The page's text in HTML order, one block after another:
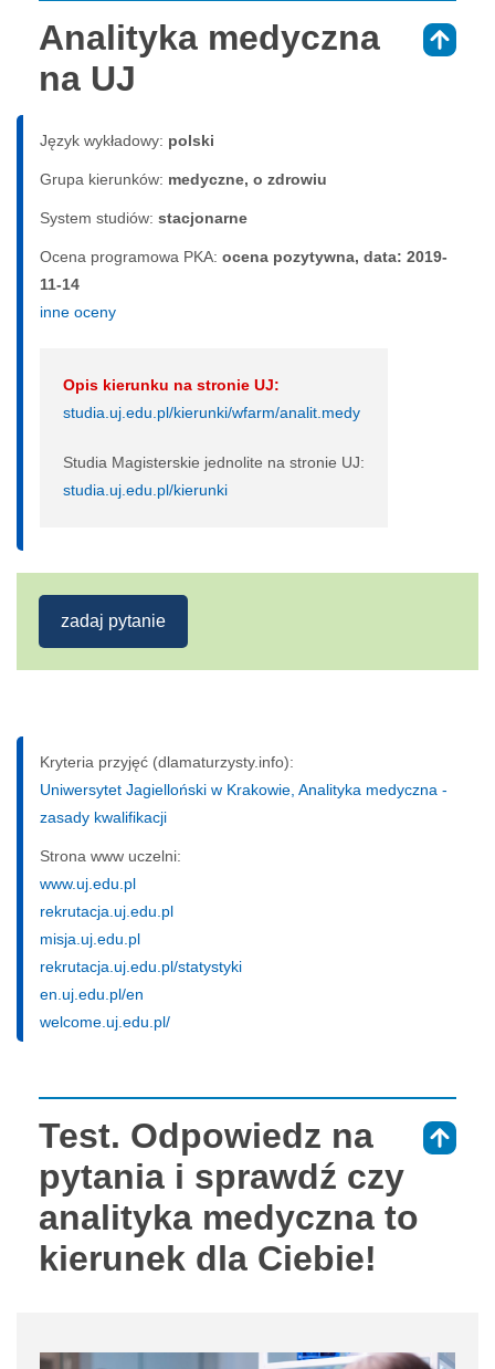
Analityka medyczna
na UJ
Język wykładowy: polski
Grupa kierunków: medyczne, o zdrowiu
System studiów: sta­cjo­nar­ne
Ocena programowa PKA: ocena pozytywna, data: 2019-
11-14
inne oceny
Opis kierunku na stronie UJ:
studia.uj.edu.pl/kierunki/wfarm/analit.medy
Studia Magisterskie jednolite na stronie UJ:
studia.uj.edu.pl/kierunki
zadaj pytanie
Kryteria przyjęć (dlamaturzysty.info):
Uniwersytet Jagielloński w Krakowie, Analityka medyczna -
zasady kwalifikacji
Strona www uczelni:
www.uj.edu.pl
rekrutacja.uj.edu.pl
misja.uj.edu.pl
rekrutacja.uj.edu.pl/statystyki
en.uj.edu.pl/en
welcome.uj.edu.pl/
Test. Odpowiedz na
pytania i sprawdź czy
analityka medyczna to
kierunek dla Ciebie!